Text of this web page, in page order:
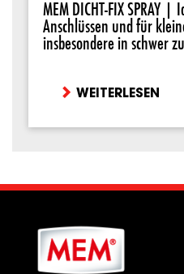
MEM DICHT-FIX SPRAY
Anschlüssen und für
insbesondere in schwer
WEITERLESEN